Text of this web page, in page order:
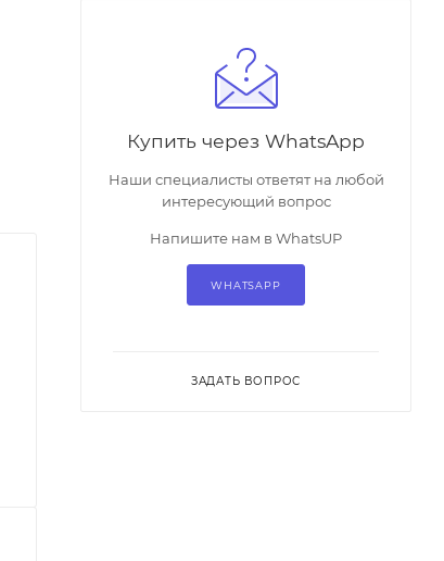
Купить через WhatsApp
Наши специалисты ответят на любой
интересующий вопрос
Напишите нам в WhatsUP
WHATSAPP
ЗАДАТЬ ВОПРОС